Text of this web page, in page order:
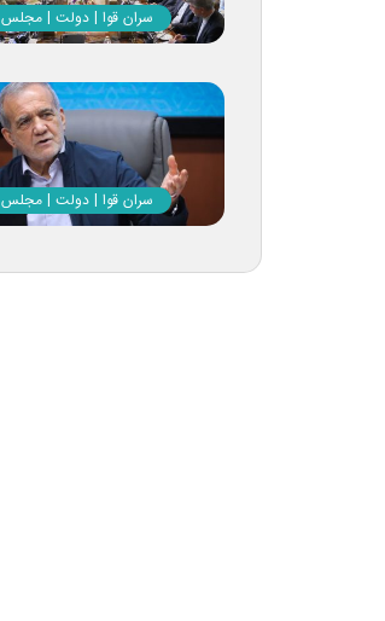
سران قوا | دولت | مجلس
سران قوا | دولت | مجلس